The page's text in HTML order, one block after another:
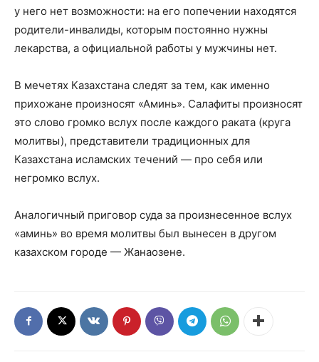
у него нет возможности: на его попечении находятся
родители-инвалиды, которым постоянно нужны
лекарства, а официальной работы у мужчины нет.
В мечетях Казахстана следят за тем, как именно
прихожане произносят «Аминь». Салафиты произносят
это слово громко вслух после каждого раката (круга
молитвы), представители традиционных для
Казахстана исламских течений — про себя или
негромко вслух.
Аналогичный приговор суда за произнесенное вслух
«аминь» во время молитвы был вынесен в другом
казахском городе — Жанаозене.